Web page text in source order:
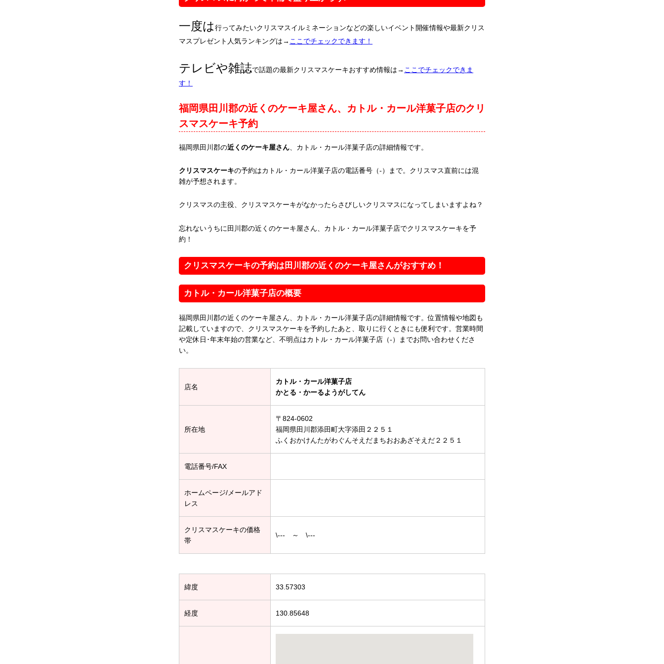
一度は行ってみたいクリスマスイルミネーションなどの楽しいイベント開催情報や最新クリス
マスプレゼント人気ランキングは→ ここでチェックできます！
テレビや雑誌で話題の最新クリスマスケーキおすすめ情報は→ ここでチェックできま
す！
福岡県田川郡の近くのケーキ屋さん、カトル・カール洋菓子店のクリ
スマスケーキ予約
福岡県田川郡の近くのケーキ屋さん 、カトル・カール洋菓子店の詳細情報です。
クリスマスケーキの予約はカトル・カール洋菓子店の電話番号（-）まで。クリスマス直前には混
雑が予想されます。
クリスマスの主役、クリスマスケーキがなかったらさびしいクリスマスになってしまいますよね？
忘れないうちに田川郡の近くのケーキ屋さん、カトル・カール洋菓子店でクリスマスケーキを予
約！
クリスマスケーキの予約は田川郡の近くのケーキ屋さんがおすすめ！
カトル・カール洋菓子店の概要
福岡県田川郡の近くのケーキ屋さん、カトル・カール洋菓子店の詳細情報です。位置情報や地図も
記載していますので、クリスマスケーキを予約したあと、取りに行くときにも便利です。営業時間
や定休日･年末年始の営業など、不明点はカトル・カール洋菓子店（-）までお問い合わせくださ
い。
店名
カトル・カール洋菓子店
かとる・かーるようがしてん
所在地
〒824-0602
福岡県田川郡添田町大字添田２２５１
ふくおかけんたがわぐんそえだまちおおあざそえだ２２５１
電話番号/FAX
ホームページ/メールアド
レス
クリスマスケーキの価格
帯
\--- ～ \---
緯度 33.57303
経度 130.85648